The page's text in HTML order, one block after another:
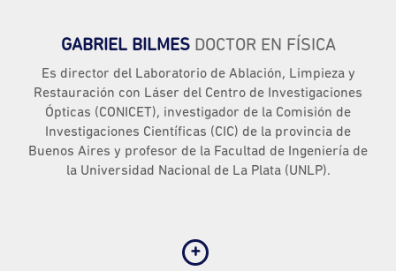
GABRIEL BILMESDOCTOR EN FÍSICA
Es director del Laboratorio de Ablación, Limpieza y
Restauración con Láser del Centro de Investigaciones
Ópticas (CONICET), investigador de la Comisión de
Investigaciones Científicas (CIC) de la provincia de
Buenos Aires y profesor de la Facultad de Ingeniería de
la Universidad Nacional de La Plata (UNLP).